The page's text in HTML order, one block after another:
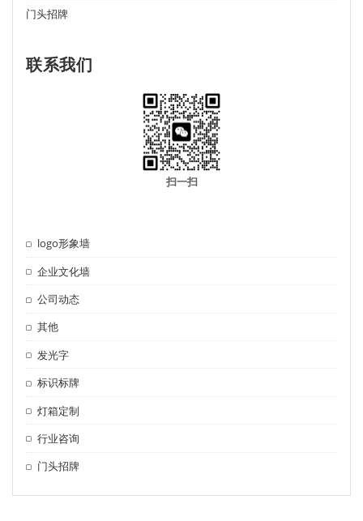
门头招牌
联系我们
扫一扫
logo形象墙
企业文化墙
公司动态
其他
发光字
标识标牌
灯箱定制
行业咨询
门头招牌